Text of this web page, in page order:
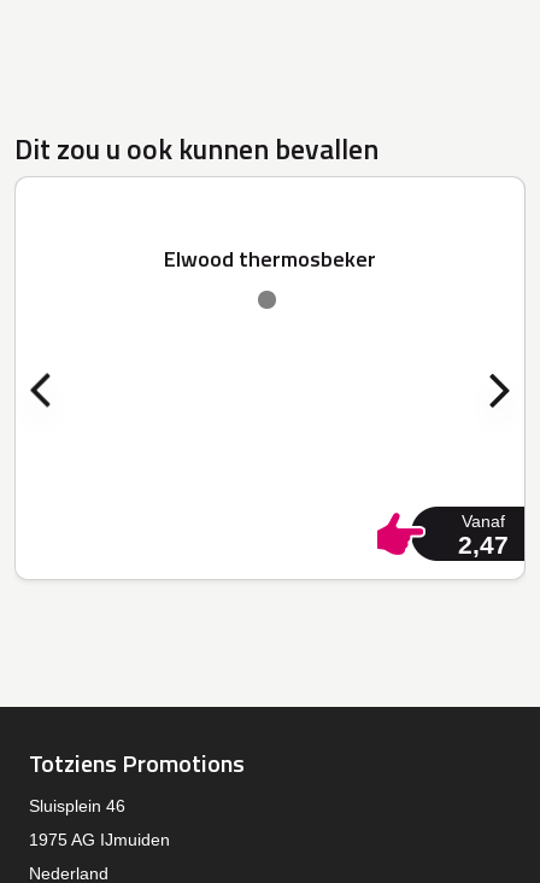
Dit zou u ook kunnen bevallen
Elwood thermosbeker
Vanaf
2,47
Totziens Promotions
Sluisplein 46
1975 AG IJmuiden
Nederland